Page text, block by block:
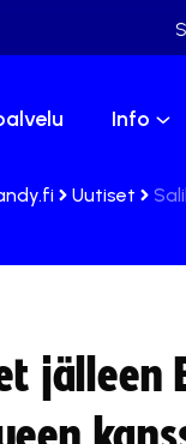
Info
Uutiset
jälleen